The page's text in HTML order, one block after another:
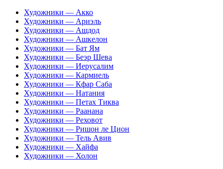
Художники — Акко
Художники — Ариэль
Художники — Ашдод
Художники — Ашкелон
Художники — Бат Ям
Художники — Беэр Шева
Художники — Иерусалим
Художники — Кармиель
Художники — Кфар Саба
Художники — Натания
Художники — Петах Тиква
Художники — Раанана
Художники — Реховот
Художники — Ришон ле Цион
Художники — Тель Авив
Художники — Хайфа
Художники — Холон